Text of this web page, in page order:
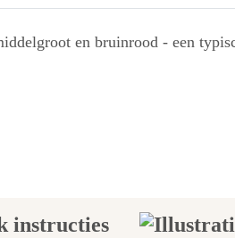
en bruinrood - een
instructies